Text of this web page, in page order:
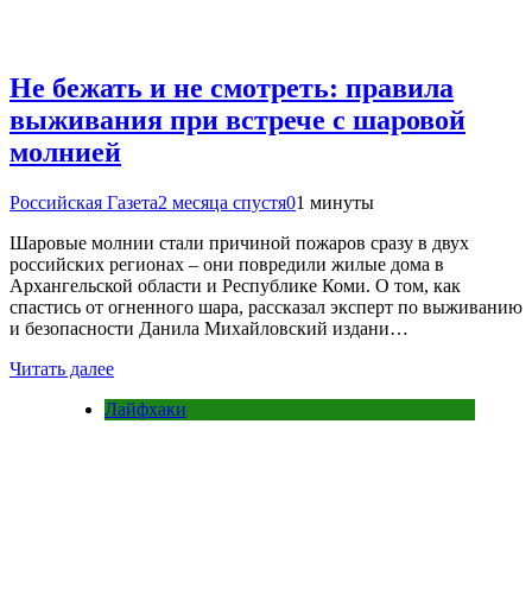
Не бежать и не смотреть: правила
выживания при встрече с шаровой
молнией
Российская Газета2 месяца спустя01 минуты
Шаровые молнии стали причиной пожаров сразу в двух
российских регионах – они повредили жилые дома в
Архангельской области и Республике Коми. О том, как
спастись от огненного шара, рассказал эксперт по выживанию
и безопасности Данила Михайловский издани…
Читать далее
Лайфхаки